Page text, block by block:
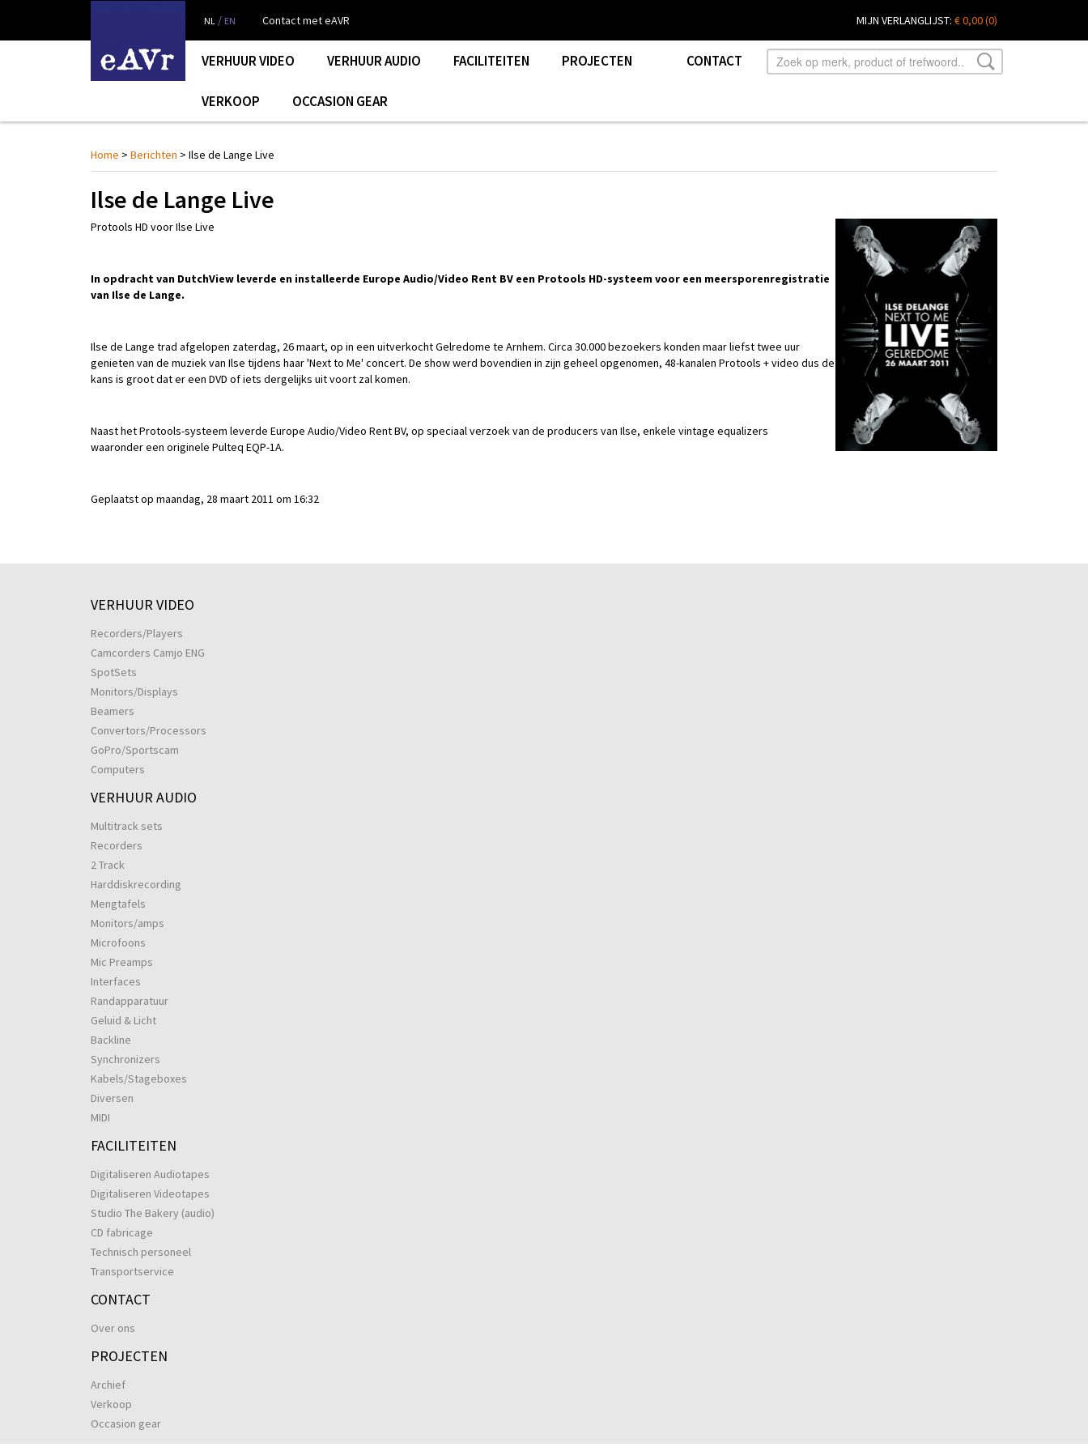
NL / EN Contact met eAVR MIJN VERLANGLIJST: € 0,00(0)
VERHUUR VIDEO VERHUUR AUDIO FACILITEITEN CONTACT
PROJECTEN
VERKOOP OCCASION GEAR
Home > Berichten > Ilse de Lange Live
Ilse de Lange Live
Protools HD voor Ilse Live
In opdracht van DutchView leverde en installeerde Europe Audio/Video Rent BV een Protools HD-systeem voor een meersporenregistratie
van Ilse de Lange.
Ilse de Lange trad afgelopen zaterdag, 26 maart, op in een uitverkocht Gelredome te Arnhem. Circa 30.000 bezoekers konden maar liefst twee uur
genieten van de muziek van Ilse tijdens haar 'Next to Me' concert. De show werd bovendien in zijn geheel opgenomen, 48-kanalen Protools + video dus de
kans is groot dat er een DVD of iets dergelijks uit voort zal komen.
Naast het Protools-systeem leverde Europe Audio/Video Rent BV, op speciaal verzoek van de producers van Ilse, enkele vintage equalizers
waaronder een originele Pulteq EQP-1A.
Geplaatst op maandag, 28 maart 2011 om 16:32
VERHUUR VIDEO
Recorders/Players
Camcorders Camjo ENG
SpotSets
Monitors/Displays
Beamers
Convertors/Processors
GoPro/Sportscam
Computers
VERHUUR AUDIO
Multitrack sets
Recorders
2 Track
Harddiskrecording
Mengtafels
Monitors/amps
Microfoons
Mic Preamps
Interfaces
Randapparatuur
Geluid & Licht
Backline
Synchronizers
Kabels/Stageboxes
Diversen
MIDI
FACILITEITEN
Digitaliseren Audiotapes
Digitaliseren Videotapes
Studio The Bakery (audio)
CD fabricage
Technisch personeel
Transportservice
CONTACT
Over ons
PROJECTEN
Archief
Verkoop
Occasion gear